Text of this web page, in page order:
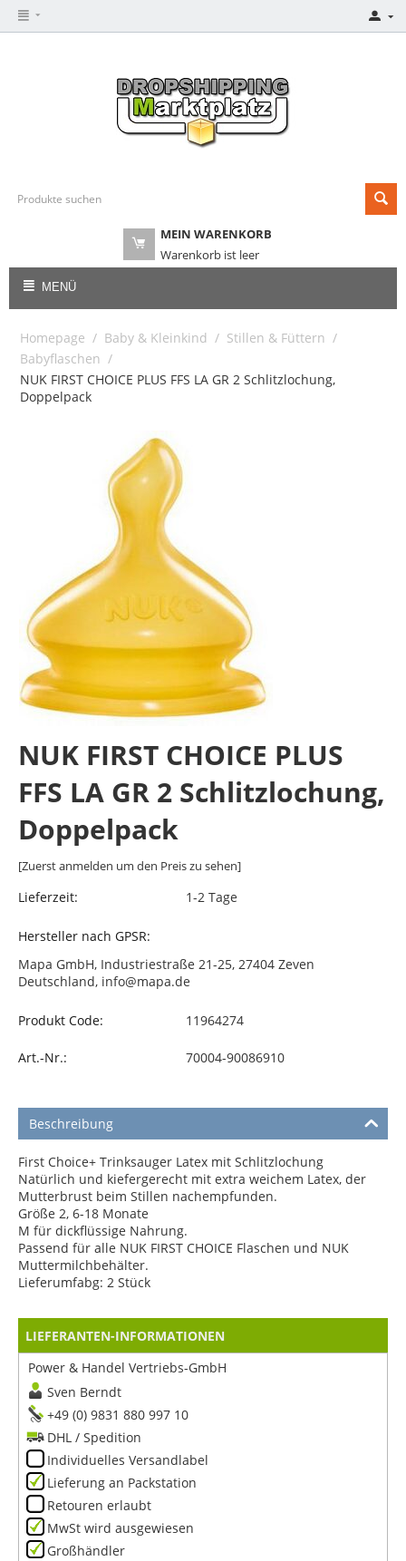
MEIN WARENKORB
Warenkorb ist leer
MENÜ
Homepage / Baby & Kleinkind / Stillen & Füttern /
Babyflaschen /
NUK FIRST CHOICE PLUS FFS LA GR 2 Schlitzlochung,
Doppelpack
NUK FIRST CHOICE PLUS
FFS LA GR 2 Schlitzlochung,
Doppelpack
[Zuerst anmelden um den Preis zu sehen]
Lieferzeit: 1-2 Tage
Hersteller nach GPSR:
Mapa GmbH, Industriestraße 21-25, 27404 Zeven
Deutschland, info@mapa.de
Produkt Code: 11964274
Art.-Nr.: 70004-90086910
Beschreibung
First Choice+ Trinksauger Latex mit Schlitzlochung
Natürlich und kiefergerecht mit extra weichem Latex, der
Mutterbrust beim Stillen nachempfunden.
Größe 2, 6-18 Monate
M für dickflüssige Nahrung.
Passend für alle NUK FIRST CHOICE Flaschen und NUK
Muttermilchbehälter.
Lieferumfabg: 2 Stück
LIEFERANTEN-INFORMATIONEN
Power & Handel Vertriebs-GmbH
Sven Berndt
+49 (0) 9831 880 997 10
DHL / Spedition
Individuelles Versandlabel
Lieferung an Packstation
Retouren erlaubt
MwSt wird ausgewiesen
Großhändler